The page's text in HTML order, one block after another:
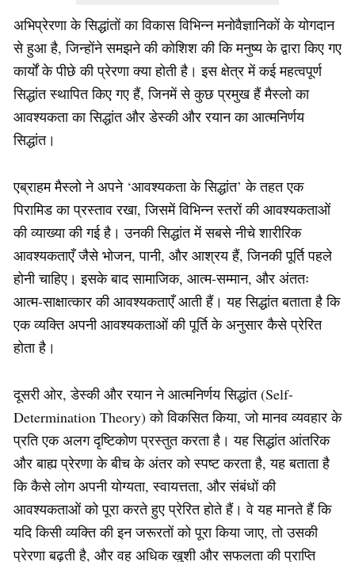
अभिप्रेरणा के सिद्धांतों का विकास विभिन्न मनोवैज्ञानिकों के योगदान
से हुआ है, जिन्होंने समझने की कोशिश की कि मनुष्य के द्वारा किए गए
कार्यों के पीछे की प्रेरणा क्या होती है। इस क्षेत्र में कई महत्वपूर्ण
सिद्धांत स्थापित किए गए हैं, जिनमें से कुछ प्रमुख हैं मैस्लो का
आवश्यकता का सिद्धांत और डेस्की और रयान का आत्मनिर्णय
सिद्धांत।
एब्राहम मैस्लो ने अपने ‘आवश्यकता के सिद्धांत’ के तहत एक
पिरामिड का प्रस्ताव रखा, जिसमें विभिन्न स्तरों की आवश्यकताओं
की व्याख्या की गई है। उनकी सिद्धांत में सबसे नीचे शारीरिक
आवश्यकताएँ जैसे भोजन, पानी, और आश्रय हैं, जिनकी पूर्ति पहले
होनी चाहिए। इसके बाद सामाजिक, आत्म-सम्मान, और अंततः
आत्म-साक्षात्कार की आवश्यकताएँ आती हैं। यह सिद्धांत बताता है कि
एक व्यक्ति अपनी आवश्यकताओं की पूर्ति के अनुसार कैसे प्रेरित
होता है।
दूसरी ओर, डेस्की और रयान ने आत्मनिर्णय सिद्धांत (Self-
Determination Theory) को विकसित किया, जो मानव व्यवहार के
प्रति एक अलग दृष्टिकोण प्रस्तुत करता है। यह सिद्धांत आंतरिक
और बाह्य प्रेरणा के बीच के अंतर को स्पष्ट करता है, यह बताता है
कि कैसे लोग अपनी योग्यता, स्वायत्तता, और संबंधों की
आवश्यकताओं को पूरा करते हुए प्रेरित होते हैं। वे यह मानते हैं कि
यदि किसी व्यक्ति की इन जरूरतों को पूरा किया जाए, तो उसकी
प्रेरणा बढ़ती है, और वह अधिक खुशी और सफलता की प्राप्ति